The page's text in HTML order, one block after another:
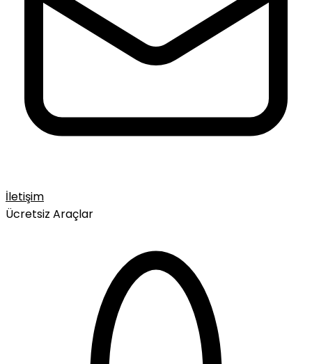
İletişim
Ücretsiz Araçlar